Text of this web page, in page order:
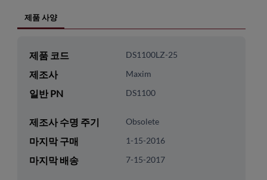
제품 사양
제품 코드 DS1100LZ-25
제조사 Maxim
일반 PN DS1100
제조사 수명 주기 Obsolete
마지막 구매 1-15-2016
마지막 배송 7-15-2017